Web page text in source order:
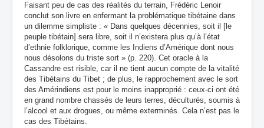
Faisant peu de cas des réalités du terrain, Frédéric Lenoir
conclut son livre en enfermant la problématique tibétaine dans
un dilemme simpliste : « Dans quelques décennies, soit il [le
peuple tibétain] sera libre, soit il n’existera plus qu’à l’état
d’ethnie folklorique, comme les Indiens d’Amérique dont nous
nous désolons du triste sort » (p. 220). Cet oracle à la
Cassandre est risible, car il ne tient aucun compte de la vitalité
des Tibétains du Tibet ; de plus, le rapprochement avec le sort
des Amérindiens est pour le moins inapproprié : ceux-ci ont été
en grand nombre chassés de leurs terres, déculturés, soumis à
l’alcool et aux drogues, ou même exterminés. Cela n’est pas le
cas des Tibétains.